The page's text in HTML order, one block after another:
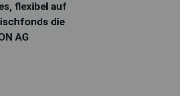
flexibel auf
die
AG